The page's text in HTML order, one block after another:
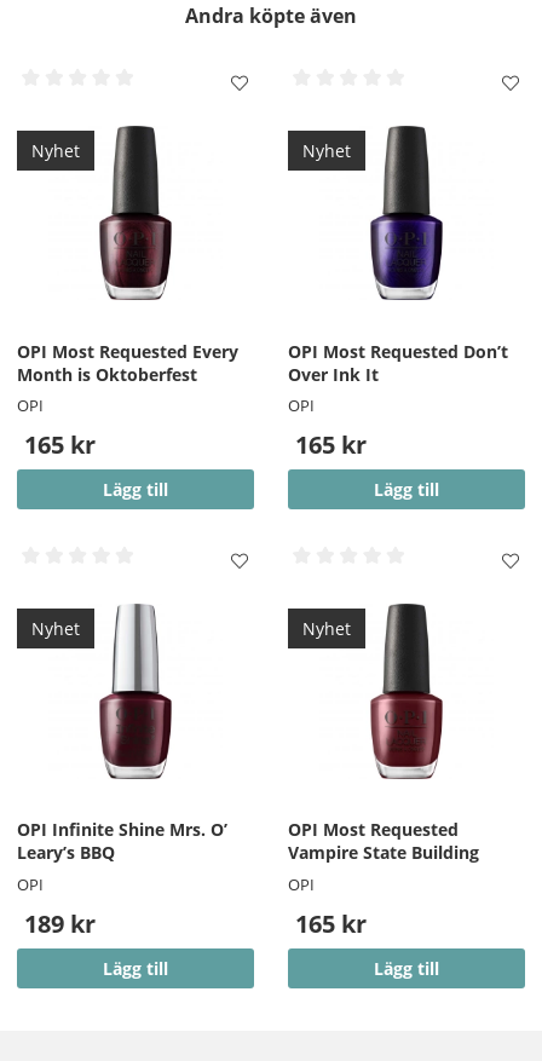
Andra köpte även
Nyhet
OPI Most Requested Every
Month is Oktoberfest
OPI
165 kr
Lägg till
Nyhet
OPI Most Requested Don’t
Over Ink It
OPI
165 kr
Lägg till
Nyhet
OPI Infinite Shine Mrs. O’
Leary’s BBQ
OPI
189 kr
Lägg till
Nyhet
OPI Most Requested
Vampire State Building
OPI
165 kr
Lägg till